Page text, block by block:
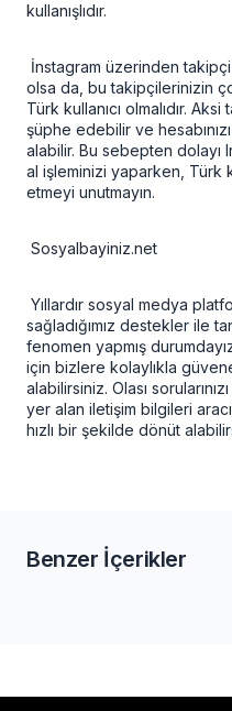
kullanışlıdır.
İnstagram üzerinden
olsa da, bu takipçilerinizin
Türk kullanıcı olmalıdır.
şüphe edebilir ve
alabilir. Bu sebepten dolayı
al işleminizi yaparken, Türk
etmeyi unutmayın.
Sosyalbayiniz.net
Yıllardır sosyal medya
sağladığımız destekler ile
fenomen yapmış
için bizlere kolaylıkla
alabilirsiniz. Olası
yer alan iletişim bilgileri
hızlı bir şekilde dönüt
Benzer İçerikler